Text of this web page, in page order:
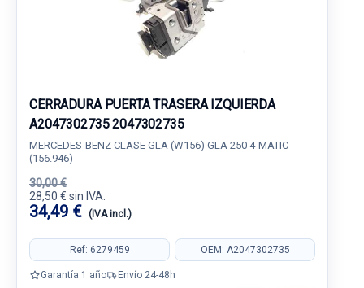
CERRADURA PUERTA TRASERA IZQUIERDA
A2047302735 2047302735
MERCEDES-BENZ CLASE GLA (W156) GLA 250 4-MATIC
(156.946)
30,00 €
28,50 € sin IVA.
34,49 € (IVA incl.)
Ref: 6279459 OEM: A2047302735
Garantía 1 año Envío 24-48h